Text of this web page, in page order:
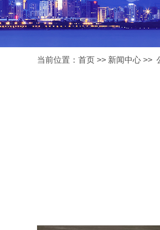
当前位置： 首页 >> 新闻中心 >>